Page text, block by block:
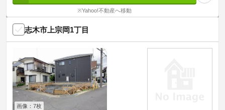
※Yahoo!不動産へ移動
志木市上宗岡1丁目
画像：7枚